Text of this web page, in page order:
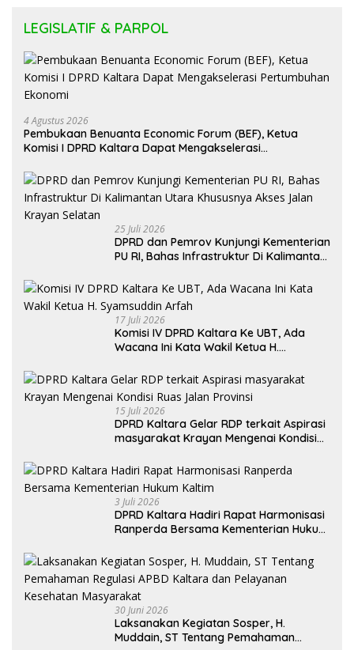
LEGISLATIF & PARPOL
4 Agustus 2026
Pembukaan Benuanta Economic Forum (BEF), Ketua
Komisi I DPRD Kaltara Dapat Mengakselerasi
25 Juli 2026
DPRD dan Pemrov Kunjungi Kementerian
PU RI, Bahas Infrastruktur Di Kalimantan
Selatan
17 Juli 2026
Komisi IV DPRD Kaltara Ke UBT, Ada
Wacana Ini Kata Wakil Ketua H.
15 Juli 2026
DPRD Kaltara Gelar RDP terkait Aspirasi
masyarakat Krayan Mengenai Kondisi
3 Juli 2026
DPRD Kaltara Hadiri Rapat Harmonisasi
Ranperda Bersama Kementerian Hukum
30 Juni 2026
Laksanakan Kegiatan Sosper, H.
Muddain, ST Tentang Pemahaman